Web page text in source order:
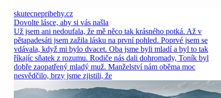
skutecnepribehy.cz
Dovolte lásce, aby si vás našla
Už jsem ani nedoufala, že mě něco tak krásného potká. Až v
pětapadesáti jsem zažila lásku na první pohled. Poprvé jsem se
vdávala, když mi bylo dvacet. Oba jsme byli mladí a byl to tak
říkajíc sňatek z rozumu. Rodiče nás dali dohromady, Toník byl
dobře zaopatřený mladý muž. Manželství nám oběma moc
nesvědčilo, brzy jsme zjistili, že